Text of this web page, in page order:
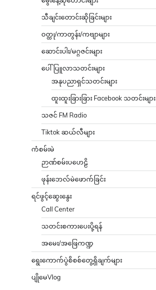
သီချင်းတောင်းဆိုခြင်းများ
ဝတ္ထု/ကာတွန်း/ကဗျာများ
ဆောင်းပါး/မဂ္ဂဇင်းများ
ပေါ်ပြူလာသတင်းများ
အနုပညာရှင်သတင်းများ
ထူးထူးခြားခြား Facebook သတင်းများ
သဇင် FM Radio
Tiktok ဆယ်လီများ
ကံစမ်းမဲ
ဉာဏ်စမ်းပဟေဠိ
ဖုန်းဘေလ်မဲဖောက်ခြင်း
ရင်ဖွင့်ဆွေးနွေး
Call Center
သတင်းစကားပေးပို့ရန်
အမေး/အဖြေကဏ္ဍ
ရွေးကောက်ပွဲစိစစ်တွေ့ရှိချက်များ
ပျိုမေVlog